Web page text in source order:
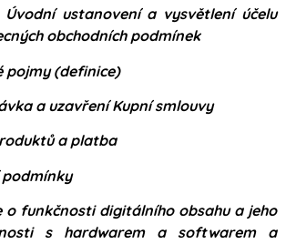
Úvodní ustanovení a vysvětlení účelu
obchodních podmínek
pojmy (definice)
a uzavření Kupní smlouvy
a platba
podmínky
o funkčnosti digitálního obsahu a jeho
s hardwarem a softwarem a